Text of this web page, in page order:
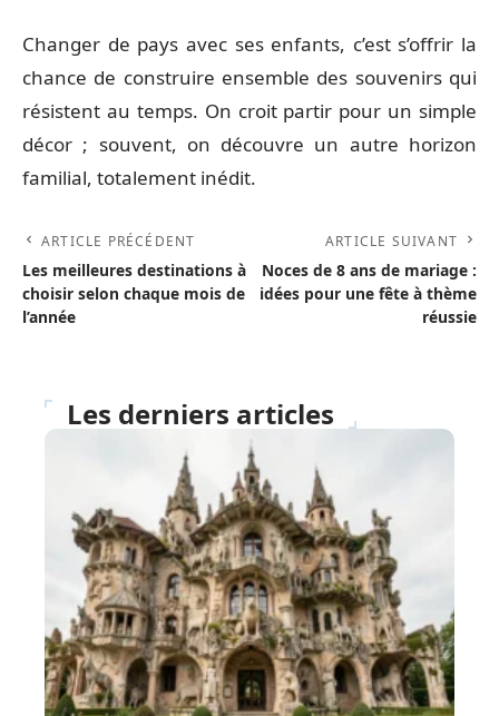
Changer de pays avec ses enfants, c’est s’offrir la
chance de construire ensemble des souvenirs qui
résistent au temps. On croit partir pour un simple
décor ; souvent, on découvre un autre horizon
familial, totalement inédit.
ARTICLE PRÉCÉDENT
Les meilleures destinations à
choisir selon chaque mois de
l’année
ARTICLE SUIVANT
Noces de 8 ans de mariage :
idées pour une fête à thème
réussie
Les derniers articles